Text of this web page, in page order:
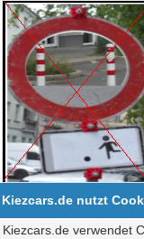
Kiezcars.de nutzt
Kiezcars.de verwendet